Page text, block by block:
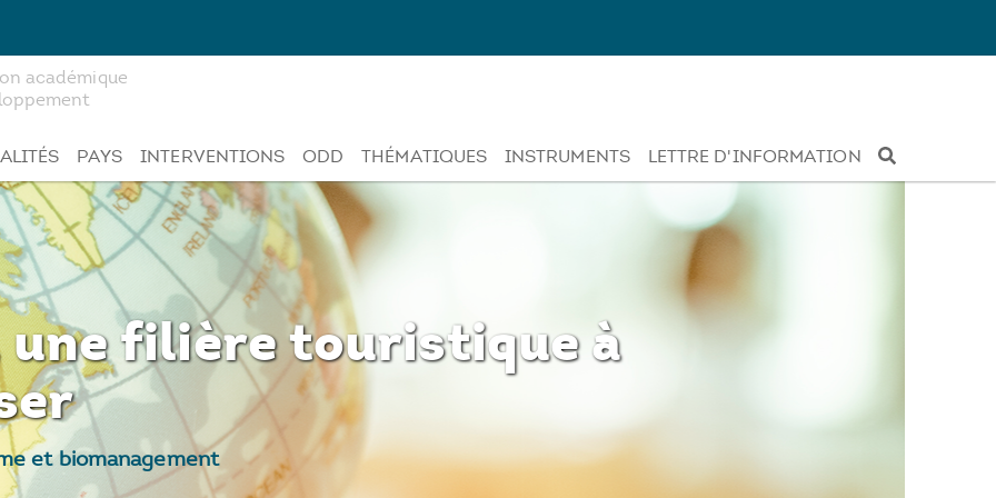
académique
PAYS INTERVENTIONS ODD THÉMATIQUES INSTRUMENTS LETTRE D'INFORMATION
une filière touristique à
et biomanagement